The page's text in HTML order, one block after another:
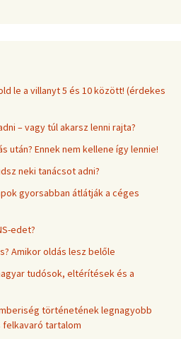
le a villanyt 5 és 10 között! (érdekes
– vagy túl akarsz lenni rajta?
után? Ennek nem kellene így lennie!
neki tanácsot adni?
gyorsabban átlátják a céges
edet?
Amikor oldás lesz belőle
tudósok, eltérítések és a
történetének legnagyobb
tartalom